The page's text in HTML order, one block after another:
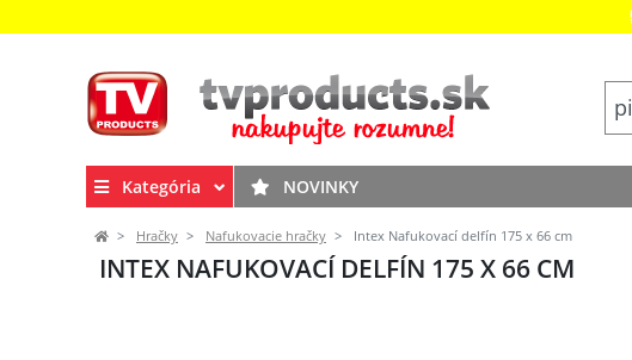
Kategória NOVINKY
Hračky Nafukovacie hračky Intex Nafukovací delfín 175 x 66 cm
INTEX NAFUKOVACÍ DELFÍN 175 X 66 CM